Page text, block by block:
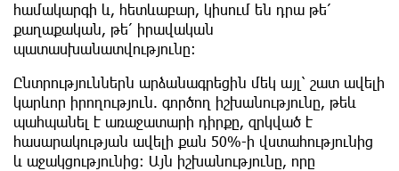
համակարգի և, հետևաբար, կիսում են դրա թե՛
քաղաքական, թե՛ իրավական
պատասխանատվությունը։
Ընտրություններն արձանագրեցին մեկ այլ՝ շատ ավելի
կարևոր իրողություն. գործող իշխանությունը, թեև
պահպանել է առաջատարի դիրքը, զրկված է
հասարակության ավելի քան 50%-ի վստահությունից
և աջակցությունից։ Այն իշխանությունը, որը